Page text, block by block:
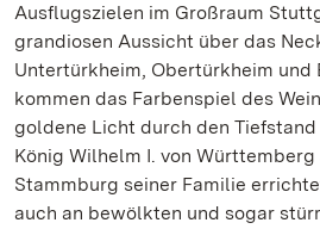
Ausflugszielen im Großraum
grandiosen Aussicht über das
Untertürkheim, Obertürkheim und
kommen das Farbenspiel des
goldene Licht durch den Tiefstand
König Wilhelm I. von
Stammburg seiner Familie
auch an bewölkten und sogar